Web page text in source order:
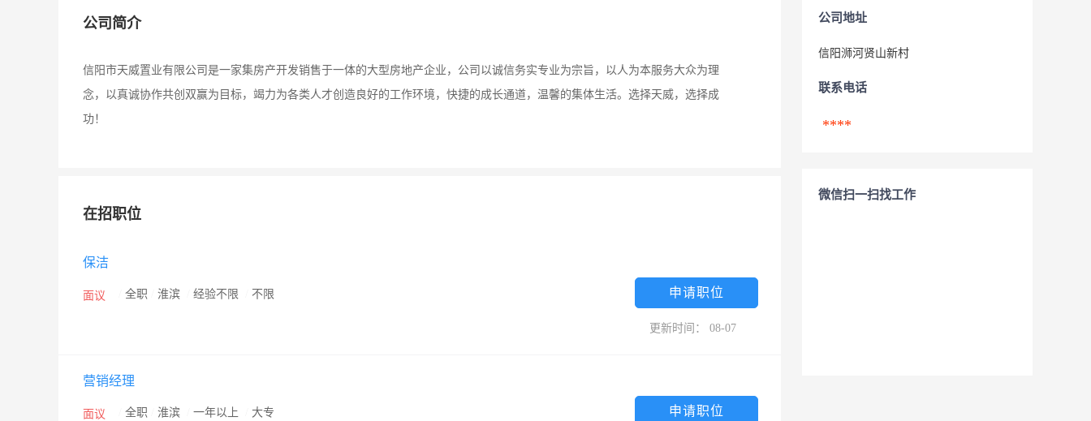
公司简介
信阳市天威置业有限公司是一家集房产开发销售于一体的大型房地产企业，公司以诚信务实专业为宗旨，以人为本服务大众为理
念，以真诚协作共创双赢为目标，竭力为各类人才创造良好的工作环境，快捷的成长通道，温馨的集体生活。选择天威，选择成
功！
在招职位
保洁
面议 全职 淮滨 经验不限 不限 申请职位
更新时间： 08-07
营销经理
面议 全职 淮滨 一年以上 大专 申请职位
公司地址
信阳浉河贤山新村
联系电话
****
微信扫一扫找工作